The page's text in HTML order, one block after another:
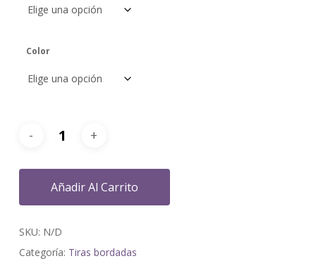
Color
Añadir Al Carrito
SKU: N/D
Categoría: Tiras bordadas